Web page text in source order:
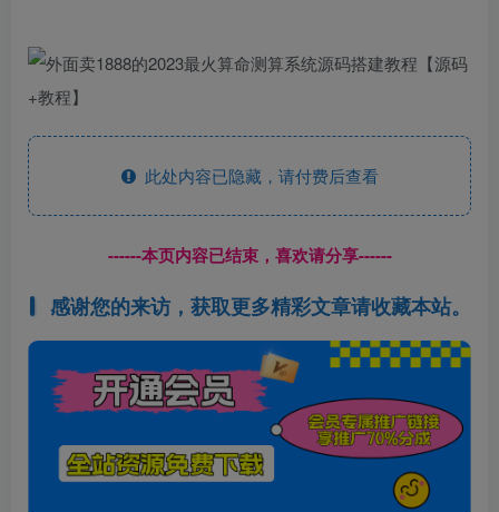
此处内容已隐藏，请付费后查看
------本页内容已结束，喜欢请分享------
感谢您的来访，获取更多精彩文章请收藏本站。